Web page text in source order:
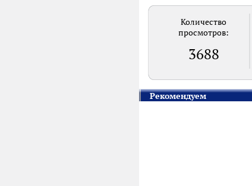
Количество
просмотров:
3688
Рекомендуем